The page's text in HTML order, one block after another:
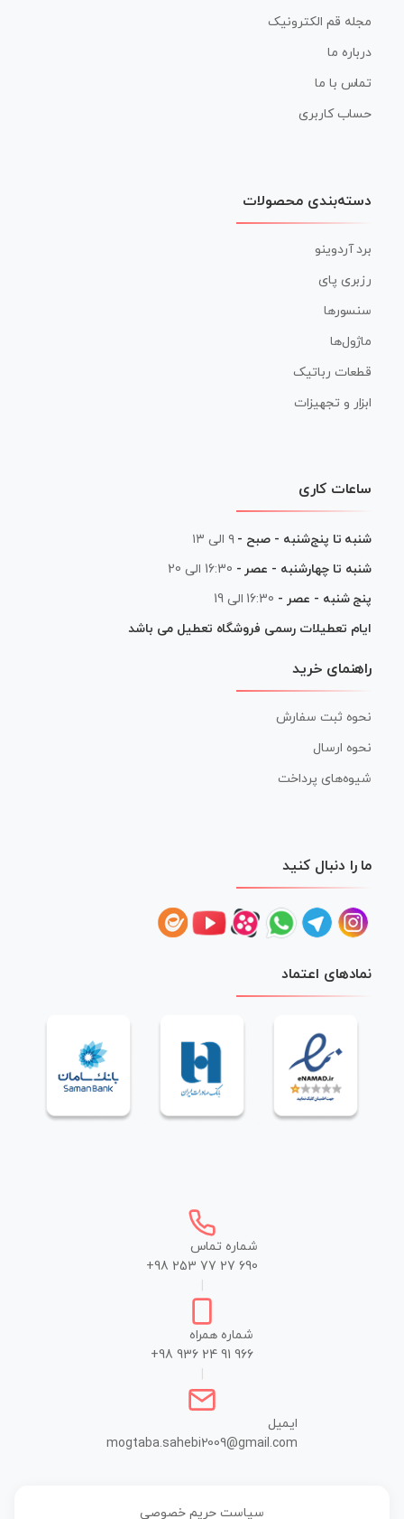
مجله قم الکترونیک
درباره ما
تماس با ما
حساب کاربری
دسته‌بندی محصولات
برد آردوینو
رزبری پای
سنسورها
ماژول‌ها
قطعات رباتیک
ابزار و تجهیزات
ساعات کاری
شنبه تا پنج‌شنبه - صبح - ۹ الی ۱۳
شنبه تا چهارشنبه - عصر - 16:30 الی 20
پنج شنبه - عصر - 16:30 الی 19
ایام تعطیلات رسمی فروشگاه تعطیل می باشد
راهنمای خرید
نحوه ثبت سفارش
نحوه ارسال
شیوه‌های پرداخت
ما را دنبال کنید
نمادهای اعتماد
شماره تماس
+98 253 77 27 690
شماره همراه
+98 936 24 91 966
ایمیل
mogtaba.sahebi2009@gmail.com
سیاست حریم خصوصی